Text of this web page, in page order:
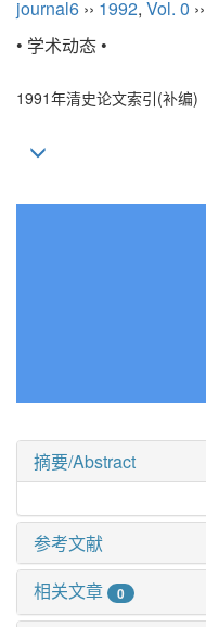
journal6 ›› 1992, Vol. 0 ››
• 学术动态 •
1991年清史论文索引(补编)
摘要/Abstract
参考文献
相关文章
0